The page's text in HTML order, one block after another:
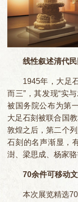
线性叙述清代
1945年，大足
而三”，其发现“实
被国务院公布为第
大足石刻被联合国
敦煌之后，第二个
石刻的名声渐显，
澍、梁思成、杨家
70余件可移动
本次展览精选